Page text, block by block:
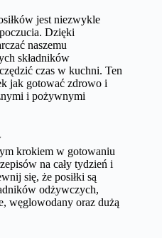
jest niezwykle
Dzięki
naszemu
składników
czas w kuchni. Ten
jak gotować zdrowo i
i pożywnymi
krokiem w gotowaniu
na cały tydzień i
się, że posiłki są
odżywczych,
węglowodany oraz dużą